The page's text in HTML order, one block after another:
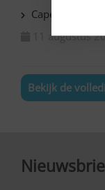
Capelle ad
11 augustus
Bekijk de